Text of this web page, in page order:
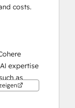
costs.
expertise
as